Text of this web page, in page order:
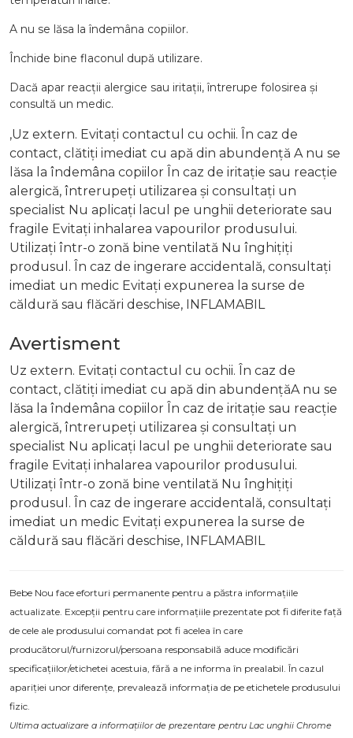
A nu se lăsa la îndemâna copiilor.
Închide bine flaconul după utilizare.
Dacă apar reacții alergice sau iritații, întrerupe folosirea și
consultă un medic.
,Uz extern. Evitați contactul cu ochii. În caz de
contact, clătiți imediat cu apă din abundență A nu se
lăsa la îndemâna copiilor În caz de iritație sau reacție
alergică, întrerupeți utilizarea și consultați un
specialist Nu aplicați lacul pe unghii deteriorate sau
fragile Evitați inhalarea vapourilor produsului.
Utilizați într-o zonă bine ventilată Nu înghițiți
produsul. În caz de ingerare accidentală, consultați
imediat un medic Evitați expunerea la surse de
căldură sau flăcări deschise, INFLAMABIL
Avertisment
Uz extern. Evitați contactul cu ochii. În caz de
contact, clătiți imediat cu apă din abundențăA nu se
lăsa la îndemâna copiilor În caz de iritație sau reacție
alergică, întrerupeți utilizarea și consultați un
specialist Nu aplicați lacul pe unghii deteriorate sau
fragile Evitați inhalarea vapourilor produsului.
Utilizați într-o zonă bine ventilată Nu înghițiți
produsul. În caz de ingerare accidentală, consultați
imediat un medic Evitați expunerea la surse de
căldură sau flăcări deschise, INFLAMABIL
Bebe Nou face eforturi permanente pentru a păstra informațiile
actualizate. Excepții pentru care informațiile prezentate pot fi diferite față
de cele ale produsului comandat pot fi acelea în care
producătorul/furnizorul/persoana responsabilă aduce modificări
specificațiilor/etichetei acestuia, fără a ne informa în prealabil. În cazul
apariției unor diferențe, prevalează informația de pe etichetele produsului
fizic.
Ultima actualizare a informațiilor de prezentare pentru Lac unghii Chrome